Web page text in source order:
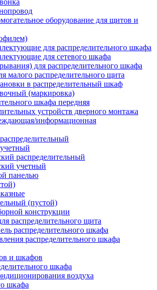
оборудование для щитов и
для распределительного шкафа
для сетевого шкафа
для распределительного шкафа
малого распределительного щита
в распределительный шкаф
(маркировка)
шкафа передняя
устройств дверного монтажа
информационная
распределительный
учетный
панелью
(пустой)
конструкции
распределительного щита
распределительного шкафа
распределительного шкафа
и шкафов
шкафа
воздуха
шкафа